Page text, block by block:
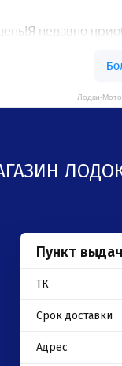
Лодки-
Пункт
ТК
Срок доставки
Адрес